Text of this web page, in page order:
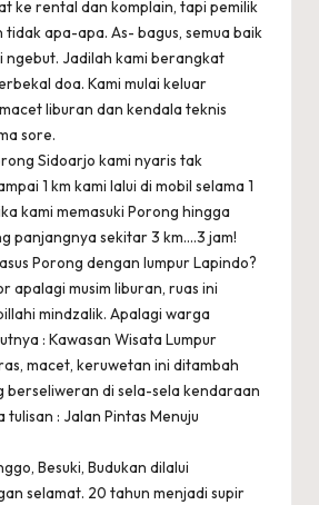
ke rental dan komplain, tapi pemilik
apa-apa. As- bagus, semua baik
ngebut. Jadilah kami berangkat
doa. Kami mulai keluar
liburan dan kendala teknis
sore.
Sidoarjo kami nyaris tak
1 km kami lalui di mobil selama 1
kami memasuki Porong hingga
panjangnya sekitar 3 km….3 jam!
Porong dengan lumpur Lapindo?
apalagi musim liburan, ruas ini
mindzalik. Apalagi warga
: Kawasan Wisata Lumpur
macet, keruwetan ini ditambah
di sela-sela kendaraan
tulisan : Jalan Pintas Menuju
Besuki, Budukan dilalui
selamat. 20 tahun menjadi supir